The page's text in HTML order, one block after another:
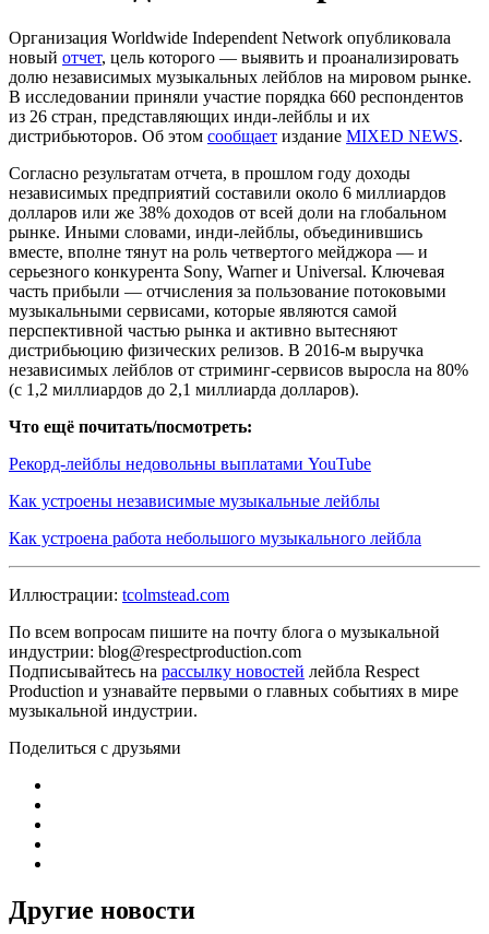
Организация Worldwide Independent Network опубликовала
новый отчет, цель которого — выявить и проанализировать
долю независимых музыкальных лейблов на мировом рынке.
В исследовании приняли участие порядка 660 респондентов
из 26 стран, представляющих инди-лейблы и их
дистрибьюторов. Об этом сообщает издание MIXED NEWS.
Согласно результатам отчета, в прошлом году доходы
независимых предприятий составили около 6 миллиардов
долларов или же 38% доходов от всей доли на глобальном
рынке. Иными словами, инди-лейблы, объединившись
вместе, вполне тянут на роль четвертого мейджора — и
серьезного конкурента Sony, Warner и Universal. Ключевая
часть прибыли — отчисления за пользование потоковыми
музыкальными сервисами, которые являются самой
перспективной частью рынка и активно вытесняют
дистрибьюцию физических релизов. В 2016-м выручка
независимых лейблов от стриминг-сервисов выросла на 80%
(c 1,2 миллиардов до 2,1 миллиарда долларов).
Что ещё почитать/посмотреть:
Рекорд-лейблы недовольны выплатами YouTube
Как устроены независимые музыкальные лейблы
Как устроена работа небольшого музыкального лейбла
Иллюстрации: tcolmstead.com
По всем вопросам пишите на почту блога о музыкальной
индустрии: blog@respectproduction.com
Подписывайтесь на рассылку новостей лейбла Respect
Production и узнавайте первыми о главных событиях в мире
музыкальной индустрии.
Поделиться с друзьями
Другие новости